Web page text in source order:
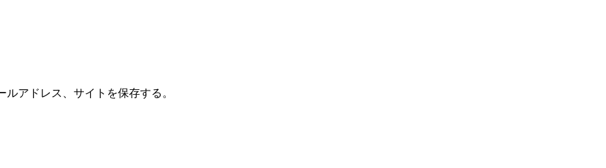
アドレス、サイトを保存する。